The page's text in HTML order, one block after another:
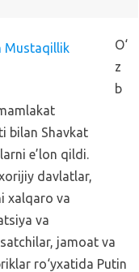
O‘
z
b
bilan Shavkat
e’lon qildi.
davlatlar,
xalqaro va
va
jamoat va
ro‘yxatida Putin